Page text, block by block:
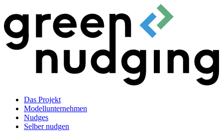
Das Projekt
Modellunternehmen
Nudges
Selber nudgen